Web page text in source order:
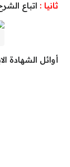
ثانيا : اتباع
أوائل الشهادة